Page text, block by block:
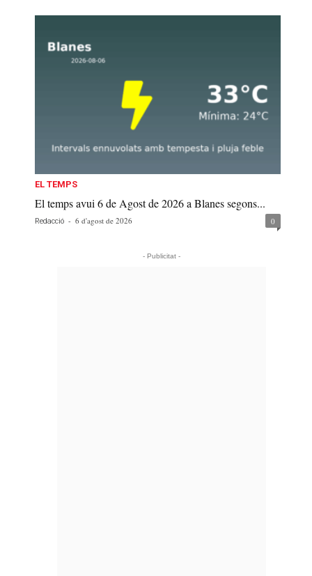
EL TEMPS
El temps avui 6 de Agost de 2026 a Blanes segons...
Redacció - 6 d'agost de 2026 0
- Publicitat -